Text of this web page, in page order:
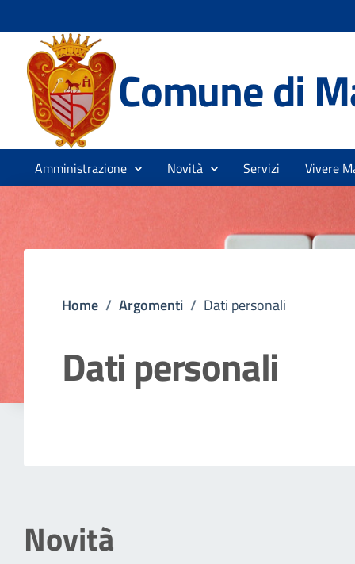
Comune di
Amministrazione Novità Servizi Vivere
Home / Argomenti / Dati personali
Dati personali
Novità